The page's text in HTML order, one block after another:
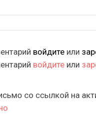
войдите или
войдите или
со ссылкой на